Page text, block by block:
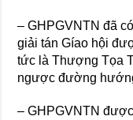
– GHPGVNTN đã
giải tán Gíao hội
tức là Thượng Tọa
ngược đường
– GHPGVNTN